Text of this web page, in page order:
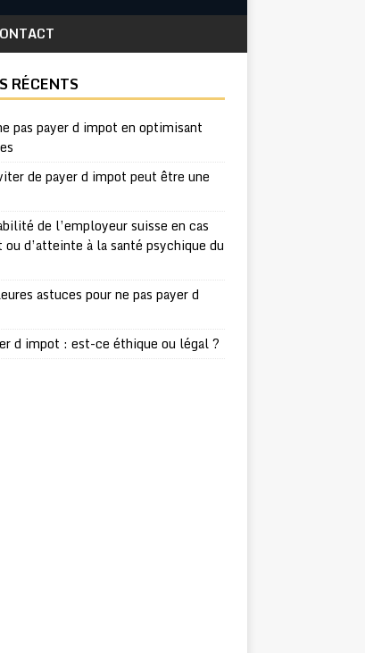
RÉCENTS
pas payer d impot en optimisant
de payer d impot peut être une
de l’employeur suisse en cas
d’atteinte à la santé psychique du
astuces pour ne pas payer d
d impot : est-ce éthique ou légal ?